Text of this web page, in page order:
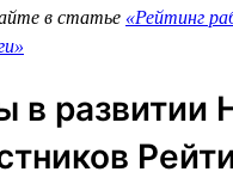
в статье «Рейтинг
в развитии